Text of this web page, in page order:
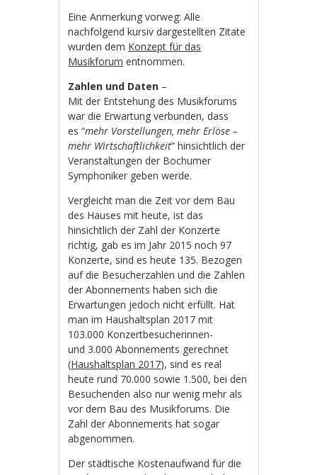
Eine Anmerkung vorweg: Alle
nachfolgend kursiv dargestellten Zitate
wurden dem Konzept für das
Musikforum entnommen.
Zahlen und Daten –
Mit der Entstehung des Musikforums
war die Erwartung verbunden, dass
es “mehr Vorstellungen, mehr Erlöse –
mehr Wirtschaftlichkeit” hinsichtlich der
Veranstaltungen der Bochumer
Symphoniker geben werde.
Vergleicht man die Zeit vor dem Bau
des Hauses mit heute, ist das
hinsichtlich der Zahl der Konzerte
richtig, gab es im Jahr 2015 noch 97
Konzerte, sind es heute 135. Bezogen
auf die Besucherzahlen und die Zahlen
der Abonnements haben sich die
Erwartungen jedoch nicht erfüllt. Hat
man im Haushaltsplan 2017 mit
103.000 Konzertbesucherinnen-
und 3.000 Abonnements gerechnet
(Haushaltsplan 2017), sind es real
heute rund 70.000 sowie 1.500, bei den
Besuchenden also nur wenig mehr als
vor dem Bau des Musikforums. Die
Zahl der Abonnements hat sogar
abgenommen.
Der städtische Kostenaufwand für die